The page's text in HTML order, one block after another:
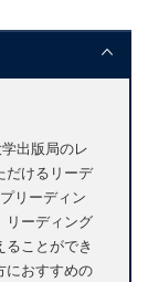
出版局のレ
だけるリーデ
リーディン
リーディング
ことができ
におすすめの